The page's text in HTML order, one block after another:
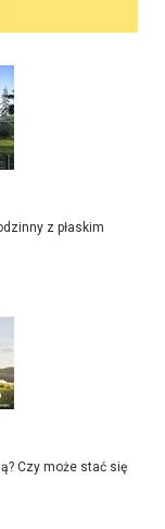
z płaskim
Czy może stać się